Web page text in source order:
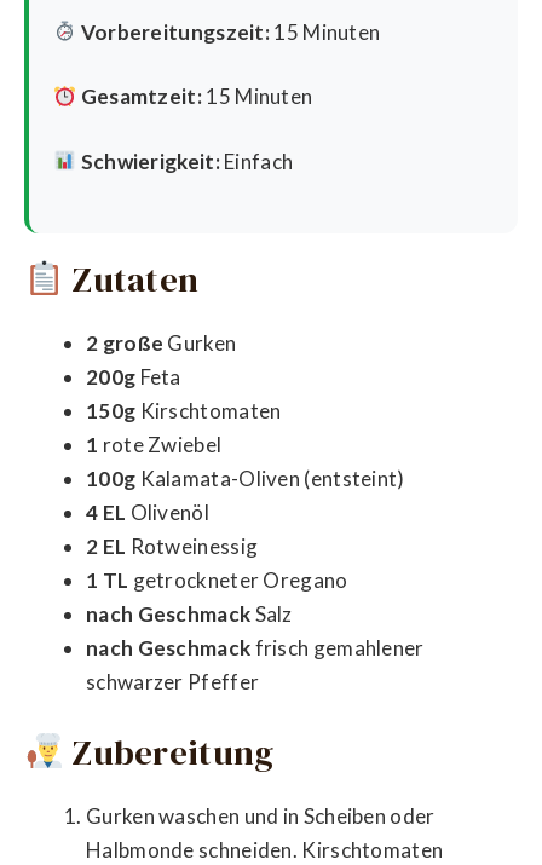
Vorbereitungszeit:15 Minuten
Gesamtzeit:15 Minuten
Schwierigkeit:Einfach
Zutaten
2 große Gurken
200g Feta
150g Kirschtomaten
1 rote Zwiebel
100g Kalamata-Oliven (entsteint)
4 EL Olivenöl
2 EL Rotweinessig
1 TL getrockneter Oregano
nach GeschmackSalz
nach Geschmackfrisch gemahlener
schwarzer Pfeffer
Zubereitung
Gurken waschen und in Scheiben oder
Halbmonde schneiden. Kirschtomaten